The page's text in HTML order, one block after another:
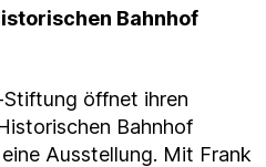
Bahnhof
öffnet ihren
Bahnhof
Ausstellung. Mit Frank